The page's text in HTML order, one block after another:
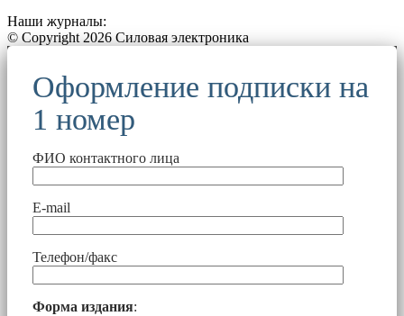
Наши журналы:
© Copyright 2026 Силовая электроника
Оформление подписки на
1 номер
ФИО контактного лица
E-mail
Телефон/факс
Форма издания: